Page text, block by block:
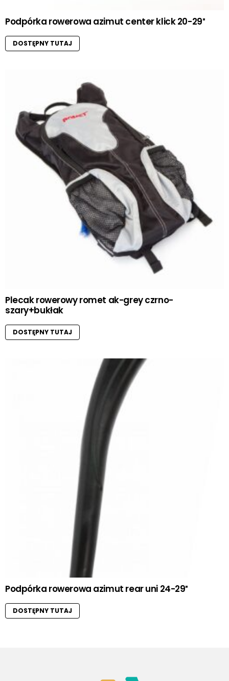
Podpórka rowerowa azimut center klick 20-29″
DOSTĘPNY TUTAJ
Plecak rowerowy romet ak-grey czrno-
szary+bukłak
DOSTĘPNY TUTAJ
Podpórka rowerowa azimut rear uni 24-29″
DOSTĘPNY TUTAJ